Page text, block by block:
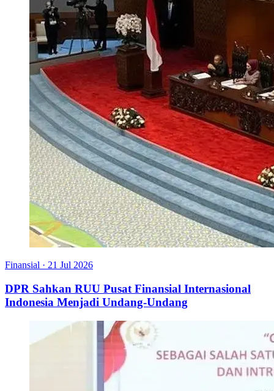
Finansial · 21 Jul 2026
DPR Sahkan RUU Pusat Finansial Internasional
Indonesia Menjadi Undang-Undang